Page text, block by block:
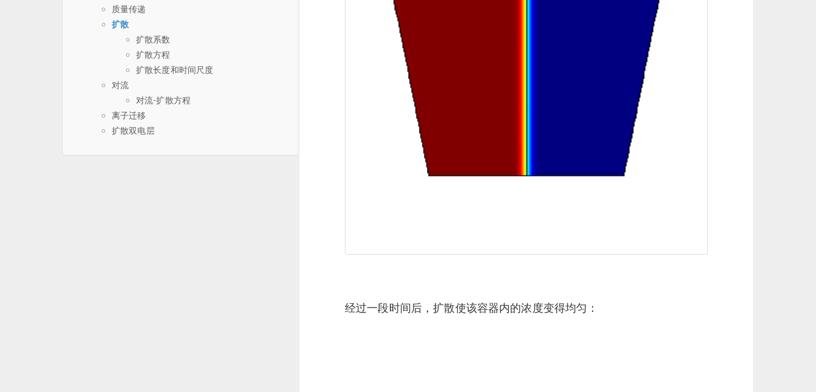
质量传递
扩散
扩散系数
扩散方程
扩散长度和时间尺度
对流
对流-扩散方程
离子迁移
扩散双电层
经过一段时间后，扩散使该容器内的浓度变得均匀：